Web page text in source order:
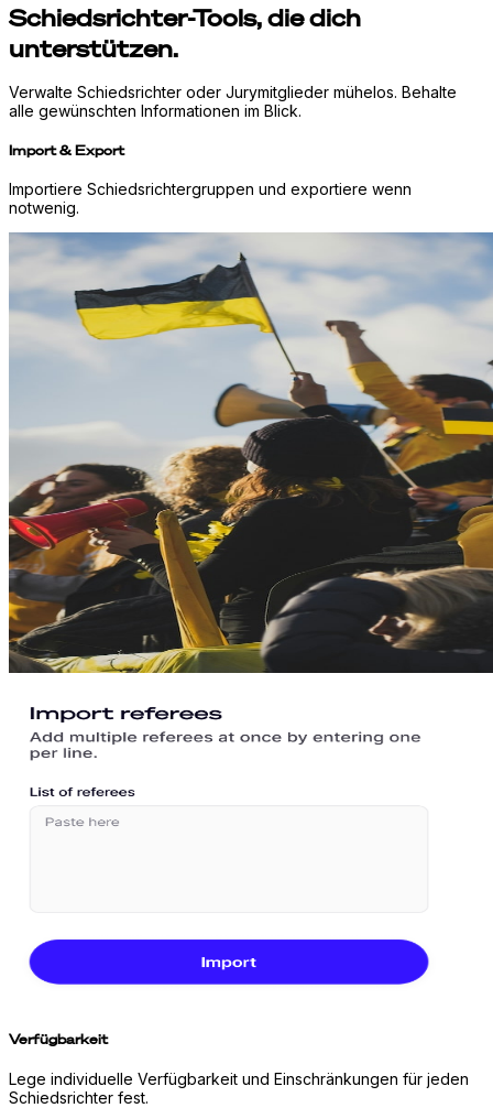
Schiedsrichter-Tools, die dich
unterstützen.
Verwalte Schiedsrichter oder Jurymitglieder mühelos. Behalte
alle gewünschten Informationen im Blick.
Import & Export
Importiere Schiedsrichtergruppen und exportiere wenn
notwenig.
Verfügbarkeit
Lege individuelle Verfügbarkeit und Einschränkungen für jeden
Schiedsrichter fest.